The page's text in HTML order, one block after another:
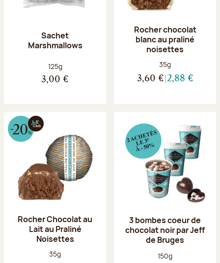
Sachet
Marshmallows
Poids net :
125g
3,00 €
Rocher chocolat
blanc au praliné
noisettes
Poids net :
35g
3,60 € 2,88 €
Rocher Chocolat au
Lait au Praliné
Noisettes
Poids net :
35g
3 bombes coeur de
chocolat noir par Jeff
de Bruges
Poids net :
150g